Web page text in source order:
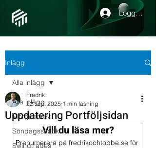
Logga in
Inlägg
Alla inlägg
Morgonbrev
Söndagssnack
Swingtrades
Alla inlägg
Uppdatering Portföljsidan
Fredrik
22 sep. 2025 1 min läsning
Vill du läsa mer?
Prenumerera på fredrikochtobbe.se för